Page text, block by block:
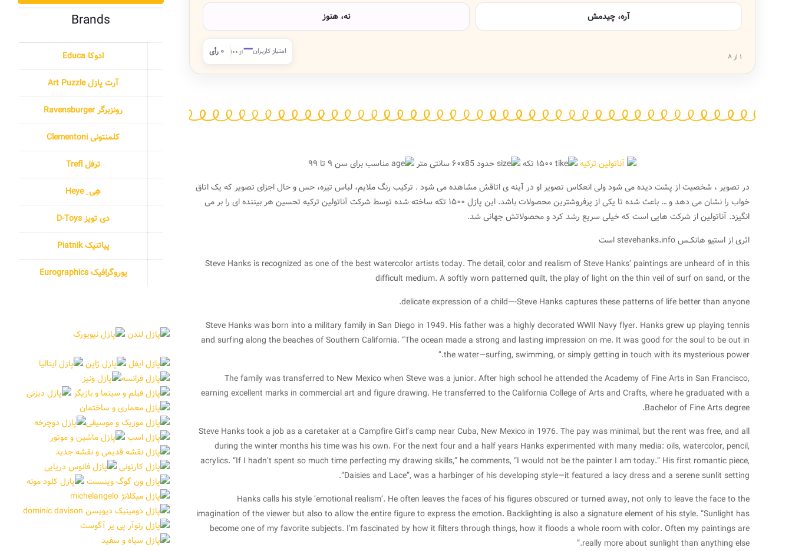
آره، چیدمش نه، هنوز
امتیاز کاربران—از ۱۰۰ ۰ رأی ۱ از ۸
آناتولین ترکیه ۱۵۰۰ تکه حدود ۶۰x85 سانتی متر
مناسب برای سن ۹ تا ۹۹
در تصویر ، شخصیت از پشت دیده می شود ولی انعکاس تصویر او در آینه ی اتاقش مشاهده می شود . ترکیب رنگ ملایم، لباس تیره، حس و حال اجزای تصویر که یک اتاق
خواب را نشان می دهد و … باعث شده تا یکی از پرفروشترین محصولات باشد. این پازل ۱۵۰۰ تکه ساخته شده توسط شرکت آناتولین ترکیه تحسین هر بیننده ای را بر می
انگیزد. آناتولین از شرکت هایی است که خیلی سریع رشد کرد و محصولاتش جهانی شد.
اثری از استیو هانکــس stevehanks.info است
Steve Hanks is recognized as one of the best watercolor artists today. The detail, color and realism of Steve Hanks’ paintings are unheard of in this
difficult medium. A softly worn patterned quilt, the play of light on the thin veil of surf on sand, or the
delicate expression of a child—-Steve Hanks captures these patterns of life better than anyone.
Steve Hanks was born into a military family in San Diego in 1949. His father was a highly decorated WWII Navy flyer. Hanks grew up playing tennis
and surfing along the beaches of Southern California. “The ocean made a strong and lasting impression on me. It was good for the soul to be out in
the water—surfing, swimming, or simply getting in touch with its mysterious power.”
The family was transferred to New Mexico when Steve was a junior. After high school he attended the Academy of Fine Arts in San Francisco,
earning excellent marks in commercial art and figure drawing. He transferred to the California College of Arts and Crafts, where he graduated with a
Bachelor of Fine Arts degree.
Steve Hanks took a job as a caretaker at a Campfire Girl’s camp near Cuba, New Mexico in 1976. The pay was minimal, but the rent was free, and all
during the winter months his time was his own. For the next four and a half years Hanks experimented with many media: oils, watercolor, pencil,
acrylics. “If I hadn’t spent so much time perfecting my drawing skills,” he comments, “I would not be the painter I am today.” His first romantic piece,
“Daisies and Lace”, was a harbinger of his developing style—it featured a lacy dress and a serene sunlit setting.
Hanks calls his style ‘emotional realism’. He often leaves the faces of his figures obscured or turned away, not only to leave the face to the
imagination of the viewer but also to allow the entire figure to express the emotion. Backlighting is also a signature element of his style. “Sunlight has
become one of my favorite subjects. I’m fascinated by how it filters through things, how it floods a whole room with color. Often my paintings are
really more about sunlight than anything else.”
Brands
ادوکا Educa
آرت پازل Art Puzzle
رونزبرگر Ravensburger
کلمنتونی Clementoni
ترفل Trefl
هِی ِ Heye
دی تویز D-Toys
پیاتنیک Piatnik
یوروگرافیک Eurographics